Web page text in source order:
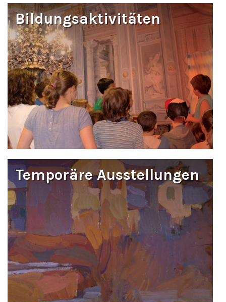
Bildungsaktivitäten
Temporäre Ausstellungen